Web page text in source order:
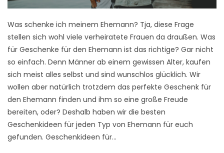
Was schenke ich meinem Ehemann? Tja, diese Frage
stellen sich wohl viele verheiratete Frauen da draußen. Was
für Geschenke für den Ehemann ist das richtige? Gar nicht
so einfach. Denn Männer ab einem gewissen Alter, kaufen
sich meist alles selbst und sind wunschlos glücklich. Wir
wollen aber natürlich trotzdem das perfekte Geschenk für
den Ehemann finden und ihm so eine große Freude
bereiten, oder? Deshalb haben wir die besten
Geschenkideen für jeden Typ von Ehemann für euch
gefunden. Geschenkideen für…